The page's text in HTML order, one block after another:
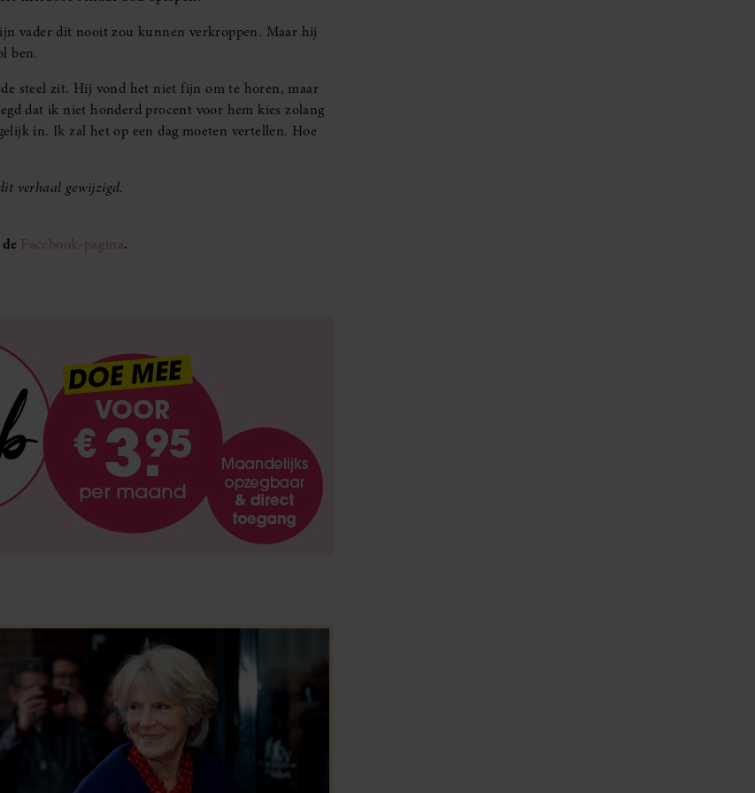
vader dit nooit zou kunnen verkroppen. Maar hij
ben.
steel zit. Hij vond het niet fijn om te horen, maar
dat ik niet honderd procent voor hem kies zolang
in. Ik zal het op een dag moeten vertellen. Hoe
verhaal gewijzigd.
Facebook-pagina.